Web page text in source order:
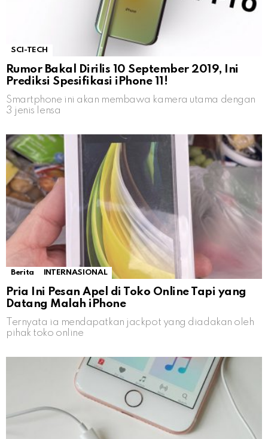
SCI-TECH
Rumor Bakal Dirilis 10 September 2019, Ini
Prediksi Spesifikasi iPhone 11!
Smartphone ini akan membawa kamera utama dengan
3 jenis lensa
Berita INTERNASIONAL
Pria Ini Pesan Apel di Toko Online Tapi yang
Datang Malah iPhone
Ternyata ia mendapatkan jackpot yang diadakan oleh
pihak toko online